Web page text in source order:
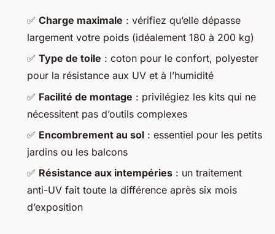
✅ Charge maximale : vérifiez qu’elle dépasse
largement votre poids (idéalement 180 à 200 kg)
✅ Type de toile : coton pour le confort, polyester
pour la résistance aux UV et à l’humidité
✅ Facilité de montage : privilégiez les kits qui ne
nécessitent pas d’outils complexes
✅ Encombrement au sol : essentiel pour les petits
jardins ou les balcons
✅ Résistance aux intempéries : un traitement
anti-UV fait toute la différence après six mois
d’exposition